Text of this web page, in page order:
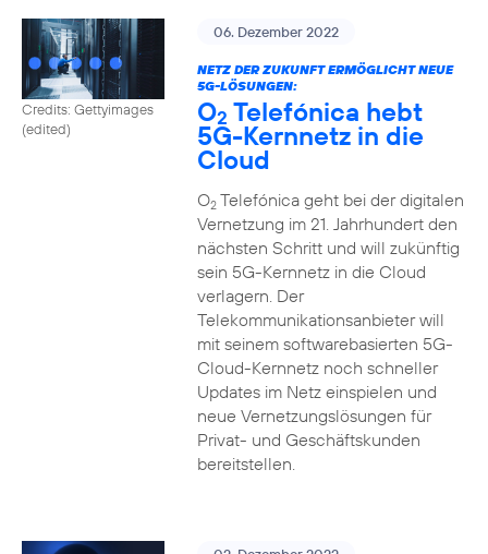
Credits: Gettyimages
(edited)
06. Dezember 2022
NETZ DER ZUKUNFT ERMÖGLICHT NEUE
5G-LÖSUNGEN:
O2 Telefónica hebt
5G-Kernnetz in die
Cloud
O2Telefónica geht bei der digitalen
Vernetzung im 21. Jahrhundert den
nächsten Schritt und will zukünftig
sein 5G-Kernnetz in die Cloud
verlagern. Der
Telekommunikationsanbieter will
mit seinem softwarebasierten 5G-
Cloud-Kernnetz noch schneller
Updates im Netz einspielen und
neue Vernetzungslösungen für
Privat- und Geschäftskunden
bereitstellen.